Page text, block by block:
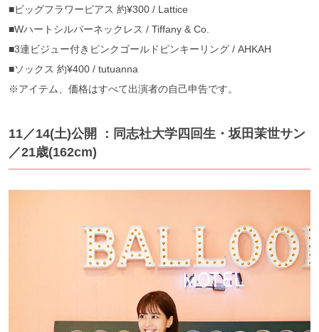
■ビッグフラワーピアス 約¥300 / Lattice
■Wハートシルバーネックレス / Tiffany & Co.
■3連ビジュー付きピンクゴールドピンキーリング / AHKAH
■ソックス 約¥400 / tutuanna
※アイテム、価格はすべて出演者の自己申告です。
11／14(土)公開 ：同志社大学四回生・坂田茉世サン
／21歳(162cm)